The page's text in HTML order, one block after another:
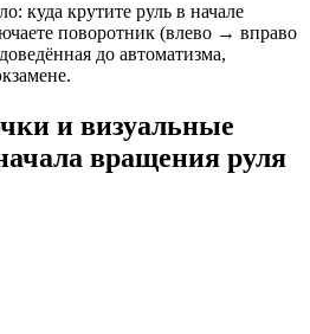
куда крутите руль в начале
поворотник (влево → вправо
до автоматизма,
и визуальные
вращения руля